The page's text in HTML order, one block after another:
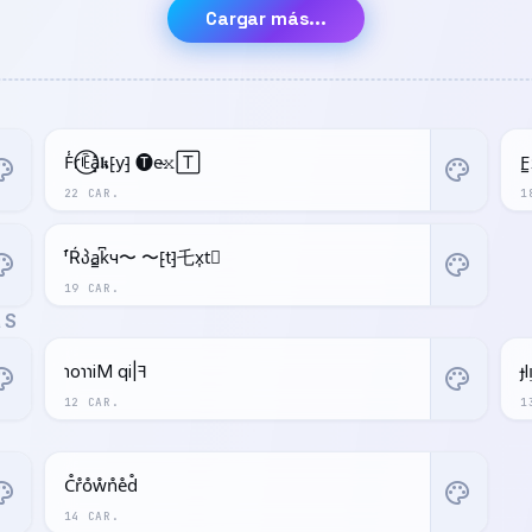
Cargar más...
22 CAR.
F̾r⃝ꍟa͓̽𝖐⁅y⁆ 🅣e̴𝚡🅃 palette
19 CAR.
ᶠŔპa̳k͆ч〜 〜⁅t⁆乇x͎t⃒ palette
12 CAR.
ɿoɿɿiM qi|ꟻ palette
14 CAR.
C̊r̊o̊ẘn̊e̊d̊ palette